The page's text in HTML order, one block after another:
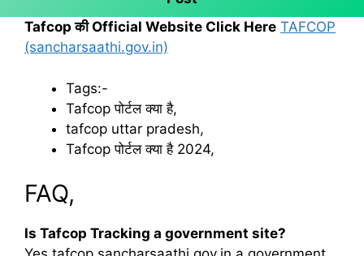
Tafcop की Official Website Click Here TAFCOP
(sancharsaathi.gov.in)
Tags:-
Tafcop पोर्टल क्या है,
tafcop uttar pradesh,
Tafcop पोर्टल क्या है 2024,
FAQ,
Is Tafcop Tracking a government site?